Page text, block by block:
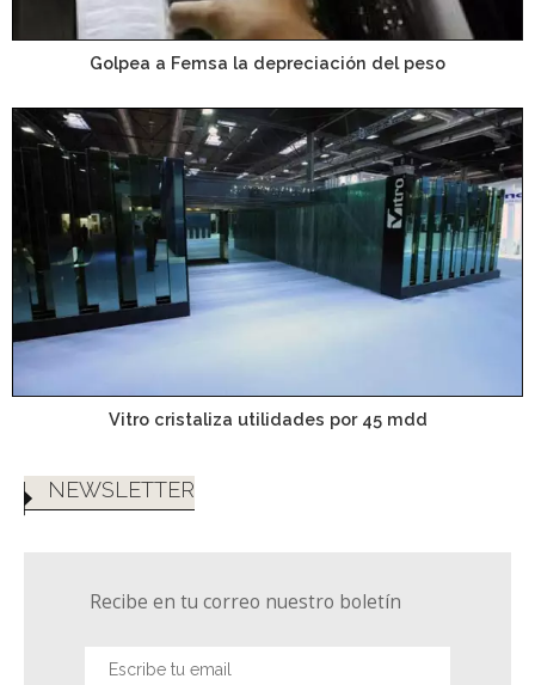
Golpea a Femsa la depreciación del peso
Vitro cristaliza utilidades por 45 mdd
NEWSLETTER
Recibe en tu correo nuestro boletín